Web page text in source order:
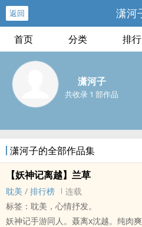
返回 潇河
首页 分类 排行
潇河子
共收录 1 部作品
潇河子的全部作品集
【妖神记离越】兰草
耽美 / 排行榜
连载
标签：耽美，心情抒发。
妖神记手游同人。聂离x沈越。‍纯‍肉‌‎‌